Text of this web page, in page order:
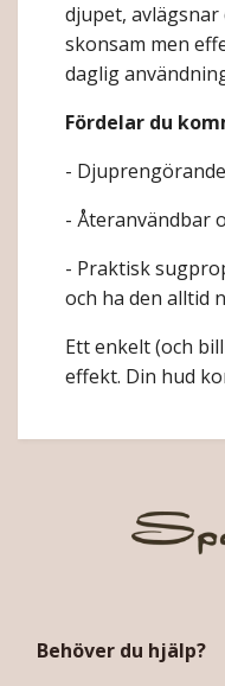
djupet, avlägsnar
skonsam men
daglig
Fördelar du
-
- Återanvändbar
- Praktisk
och ha den alltid
Ett enkelt (och
effekt. Din hud
Behöver du hjälp?